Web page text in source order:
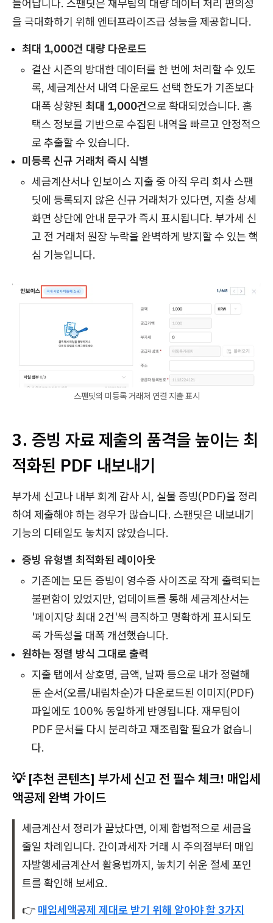
늘어납니다. 스팬딧은 재무팀의 대량 데이터 처리 편의성
을 극대화하기 위해 엔터프라이즈급 성능을 제공합니다.
최대 1,000건 대량 다운로드
결산 시즌의 방대한 데이터를 한 번에 처리할 수 있도
록, 세금계산서 내역 다운로드 선택 한도가 기존보다
대폭 상향된 최대 1,000건으로 확대되었습니다. 홈
택스 정보를 기반으로 수집된 내역을 빠르고 안정적으
로 추출할 수 있습니다.
미등록 신규 거래처 즉시 식별
세금계산서나 인보이스 지출 중 아직 우리 회사 스팬
딧에 등록되지 않은 신규 거래처가 있다면, 지출 상세
화면 상단에 안내 문구가 즉시 표시됩니다. 부가세 신
고 전 거래처 원장 누락을 완벽하게 방지할 수 있는 핵
심 기능입니다.
스팬딧의 미등록 거래처 연결 지출 표시
3. 증빙 자료 제출의 품격을 높이는 최
적화된 PDF 내보내기
부가세 신고나 내부 회계 감사 시, 실물 증빙(PDF)을 정리
하여 제출해야 하는 경우가 많습니다. 스팬딧은 내보내기
기능의 디테일도 놓치지 않았습니다.
증빙 유형별 최적화된 레이아웃
기존에는 모든 증빙이 영수증 사이즈로 작게 출력되는
불편함이 있었지만, 업데이트를 통해 세금계산서는
'페이지당 최대 2건'씩 큼직하고 명확하게 표시되도
록 가독성을 대폭 개선했습니다.
원하는 정렬 방식 그대로 출력
지출 탭에서 상호명, 금액, 날짜 등으로 내가 정렬해
둔 순서(오름/내림차순)가 다운로드된 이미지(PDF)
파일에도 100% 동일하게 반영됩니다. 재무팀이
PDF 문서를 다시 분리하고 재조립할 필요가 없습니
다.
💡 [추천 콘텐츠] 부가세 신고 전 필수 체크! 매입세
액공제 완벽 가이드
세금계산서 정리가 끝났다면, 이제 합법적으로 세금을
줄일 차례입니다. 간이과세자 거래 시 주의점부터 매입
자발행세금계산서 활용법까지, 놓치기 쉬운 절세 포인
트를 확인해 보세요.
👉 매입세액공제 제대로 받기 위해 알아야 할 3가지